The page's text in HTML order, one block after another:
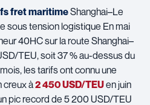
fret maritimeShanghai–Le
sous tension logistique En mai
40HC sur la route Shanghai–
TEU, soit 37 % au-dessus du
les tarifs ont connu une
creux à2 450 USD/TEUen juin
pic record de 5 200 USD/TEU